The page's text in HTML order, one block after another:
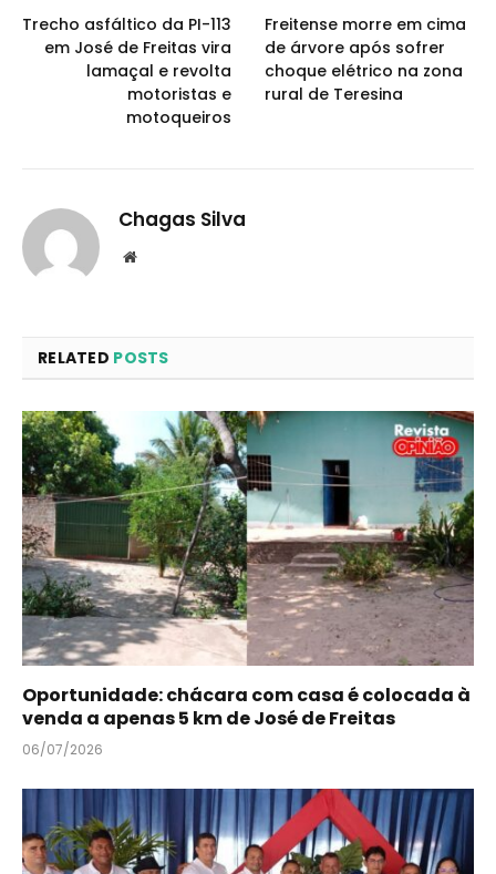
Trecho asfáltico da PI-113
em José de Freitas vira
lamaçal e revolta
motoristas e
motoqueiros
Freitense morre em cima
de árvore após sofrer
choque elétrico na zona
rural de Teresina
Chagas Silva
Website
RELATED POSTS
Oportunidade: chácara com casa é colocada à
venda a apenas 5 km de José de Freitas
06/07/2026